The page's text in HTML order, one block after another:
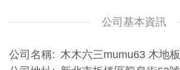
公司基本資訊
公司名稱
木木六三mumu63 木地板